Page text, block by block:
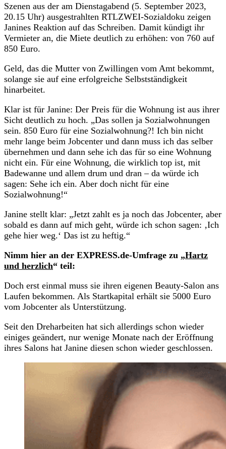
Szenen aus der am Dienstagabend (5. September 2023,
20.15 Uhr) ausgestrahlten RTLZWEI-Sozialdoku zeigen
Janines Reaktion auf das Schreiben. Damit kündigt ihr
Vermieter an, die Miete deutlich zu erhöhen: von 760 auf
850 Euro.
Geld, das die Mutter von Zwillingen vom Amt bekommt,
solange sie auf eine erfolgreiche Selbstständigkeit
hinarbeitet.
Klar ist für Janine: Der Preis für die Wohnung ist aus ihrer
Sicht deutlich zu hoch. „Das sollen ja Sozialwohnungen
sein. 850 Euro für eine Sozialwohnung?! Ich bin nicht
mehr lange beim Jobcenter und dann muss ich das selber
übernehmen und dann sehe ich das für so eine Wohnung
nicht ein. Für eine Wohnung, die wirklich top ist, mit
Badewanne und allem drum und dran – da würde ich
sagen: Sehe ich ein. Aber doch nicht für eine
Sozialwohnung!“
Janine stellt klar: „Jetzt zahlt es ja noch das Jobcenter, aber
sobald es dann auf mich geht, würde ich schon sagen: ‚Ich
gehe hier weg.‘ Das ist zu heftig.“
Nimm hier an der EXPRESS.de-Umfrage zu „Hartz
und herzlich“ teil:
Doch erst einmal muss sie ihren eigenen Beauty-Salon ans
Laufen bekommen. Als Startkapital erhält sie 5000 Euro
vom Jobcenter als Unterstützung.
Seit den Dreharbeiten hat sich allerdings schon wieder
einiges geändert, nur wenige Monate nach der Eröffnung
ihres Salons hat Janine diesen schon wieder geschlossen.